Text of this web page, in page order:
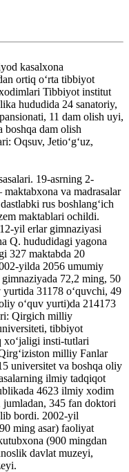
kasalxona
ortiq oʻrta tibbiyot
Tibbiyot institut
hududida 24 sanatoriy,
11 dam olish uyi,
boshqa dam olish
Oqsuv, Jetioʻgʻuz,
19-asrning 2-
va madrasalar
rus boshlangʻich
maktablari ochildi.
yil erlar gimnaziyasi
Q. hududidagi yagona
327 maktabda 20
yilda 2056 umumiy
72,2 ming, 50
31178 oʻquvchi, 49
oʻquv yurti)da 214173
Qirgich milliy
tibbiyot
xoʻjaligi insti-tutlari
milliy Fanlar
universitet va boshqa oliy
ilmiy tadqiqot
4623 ilmiy xodim
345 fan doktori
bordi. 2002-yil
ming asar) faoliyat
(900 mingdan
davlat muzeyi,